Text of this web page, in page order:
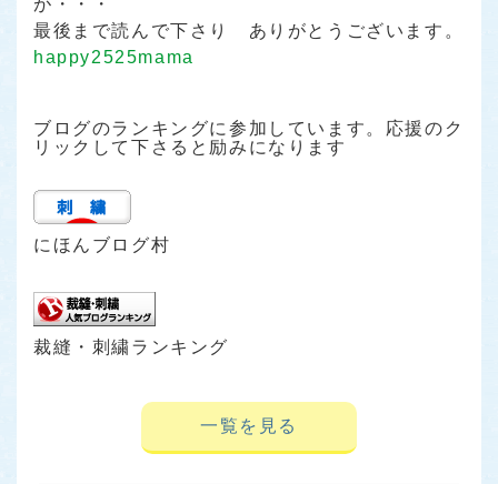
最後まで読んで下さり ありがとうございます。
happy2525mama
ブログのランキングに参加しています。応援のク
リックして下さると励みになります
にほんブログ村
裁縫・刺繍ランキング
一覧を見る